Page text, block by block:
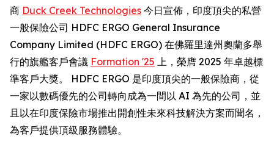
商 Duck Creek Technologies 今日宣佈，印度頂尖的私營
一般保險公司 HDFC ERGO General Insurance
Company Limited (HDFC ERGO) 在佛羅里達州奧蘭多舉
行的旗艦客戶會議 Formation '25 上，榮膺 2025 年卓越標
準客戶大獎。 HDFC ERGO 是印度頂尖的一般保險商，從
一家以數碼優先的公司轉向成為一間以 AI 為先的公司，並
且以在印度保險市場推出開創性未來科技解決方案而聞名，
為客戶提供頂級服務體驗。